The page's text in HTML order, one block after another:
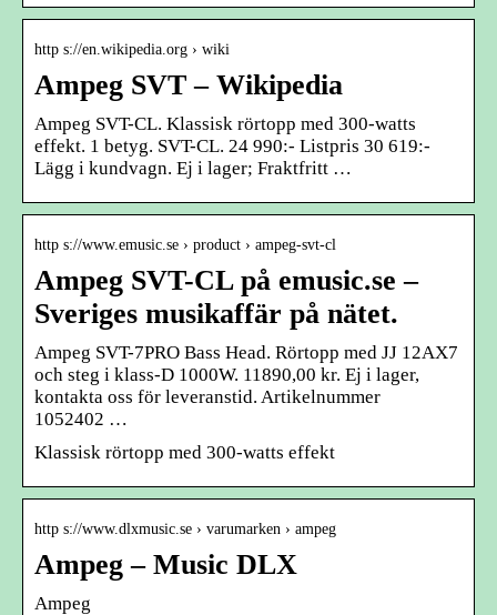
http s://en.wikipedia.org › wiki
Ampeg SVT – Wikipedia
Ampeg SVT-CL. Klassisk rörtopp med 300-watts
effekt. 1 betyg. SVT-CL. 24 990:- Listpris 30 619:-
Lägg i kundvagn. Ej i lager; Fraktfritt …
http s://www.emusic.se › product › ampeg-svt-cl
Ampeg SVT-CL på emusic.se –
Sveriges musikaffär på nätet.
Ampeg SVT-7PRO Bass Head. Rörtopp med JJ 12AX7
och steg i klass-D 1000W. 11890,00 kr. Ej i lager,
kontakta oss för leveranstid. Artikelnummer
1052402 …
Klassisk rörtopp med 300-watts effekt
http s://www.dlxmusic.se › varumarken › ampeg
Ampeg – Music DLX
Ampeg